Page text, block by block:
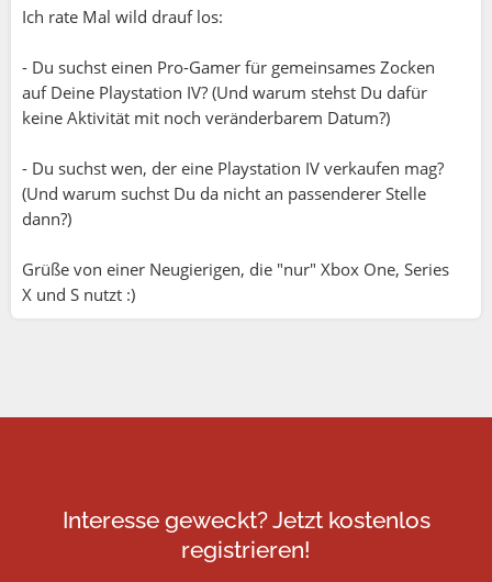
Ich rate Mal wild drauf los:
- Du suchst einen Pro-Gamer für gemeinsames Zocken
auf Deine Playstation IV? (Und warum stehst Du dafür
keine Aktivität mit noch veränderbarem Datum?)
- Du suchst wen, der eine Playstation IV verkaufen mag?
(Und warum suchst Du da nicht an passenderer Stelle
dann?)
Grüße von einer Neugierigen, die "nur" Xbox One, Series
X und S nutzt :)
Interesse geweckt? Jetzt kostenlos
registrieren!